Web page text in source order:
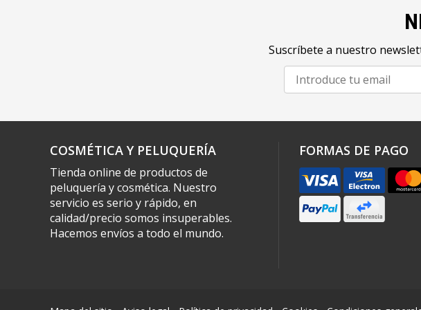
Suscríbete a nuestro
COSMÉTICA Y PELUQUERÍA
Tienda online de productos de
peluquería y cosmética. Nuestro
servicio es serio y rápido, en
calidad/precio somos insuperables.
Hacemos envíos a todo el mundo.
FORMAS DE PAGO